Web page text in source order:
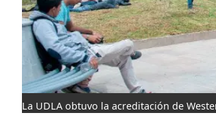
La UDLA obtuvo la acreditación de